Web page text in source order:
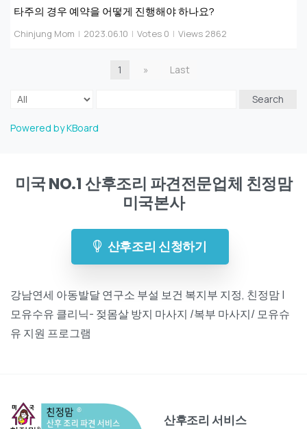
타주의 경우 예약을 어떻게 진행해야 하나요?
Chinjung Mom | 2023.06.10 | Votes 0 | Views 2862
1 » Last
Search
Powered by KBoard
미국 NO.1 산후조리 파견전문업체 친정맘
미국본사
산후조리 신청하기
강남연세 아동발달 연구소 부설 보건 복지부 지정, 친정맘 |
모유수유 클리닉- 젖몸살 방지 마사지 /복부 마사지/ 모유슈
유 지원 프로그램
산후조리 서비스